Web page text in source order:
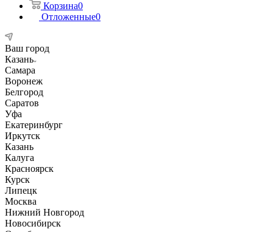
Корзина0
Отложенные0
Ваш город
Казань
Самара
Воронеж
Белгород
Саратов
Уфа
Екатеринбург
Иркутск
Казань
Калуга
Красноярск
Курск
Липецк
Москва
Нижний Новгород
Новосибирск